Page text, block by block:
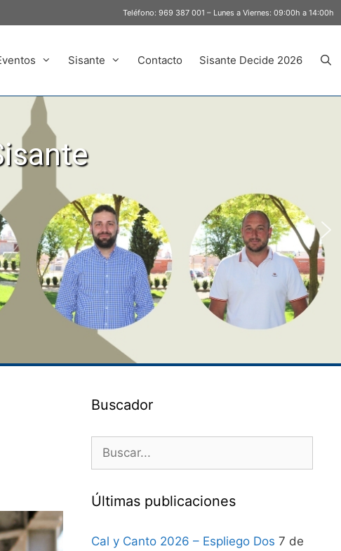
Teléfono: 969 387 001 – Lunes a Viernes: 09:00h a 14:00h
Sisante Contacto Sisante Decide 2026
Buscador
Últimas publicaciones
Cal y Canto 2026 – Espliego Dos 7 de